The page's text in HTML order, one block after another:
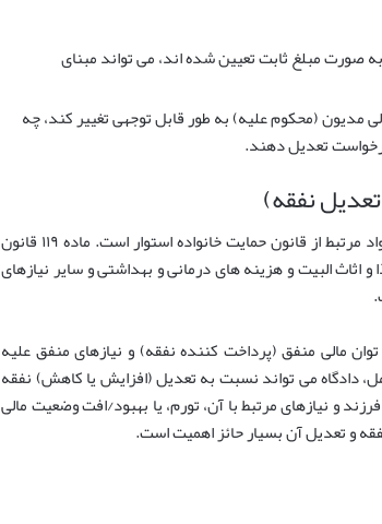
صورت مبلغ ثابت تعیین شده اند، می تواند مبنای
مدیون (محکوم علیه) به طور قابل توجهی تغییر کند، چه
تعدیل دهند.
در خصوص نفقه، مبنای تعدیل بیشتر بر ماده ۱۱۹ قانون مدنی و مواد مرتبط از قانون حمایت خانواده استوار است. ماده ۱۱۹ قانون
البیت و هزینه های درمانی و بهداشتی و سایر نیازهای
مالی منفق (پرداخت کننده نفقه) و نیازهای منفق علیه
دادگاه می تواند نسبت به تعدیل (افزایش یا کاهش) نفقه
و نیازهای مرتبط با آن، تورم، یا بهبود/افت وضعیت مالی
و تعدیل آن بسیار حائز اهمیت است.